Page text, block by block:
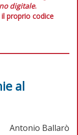
digitale.
proprio codice
al
Antonio Ballarò